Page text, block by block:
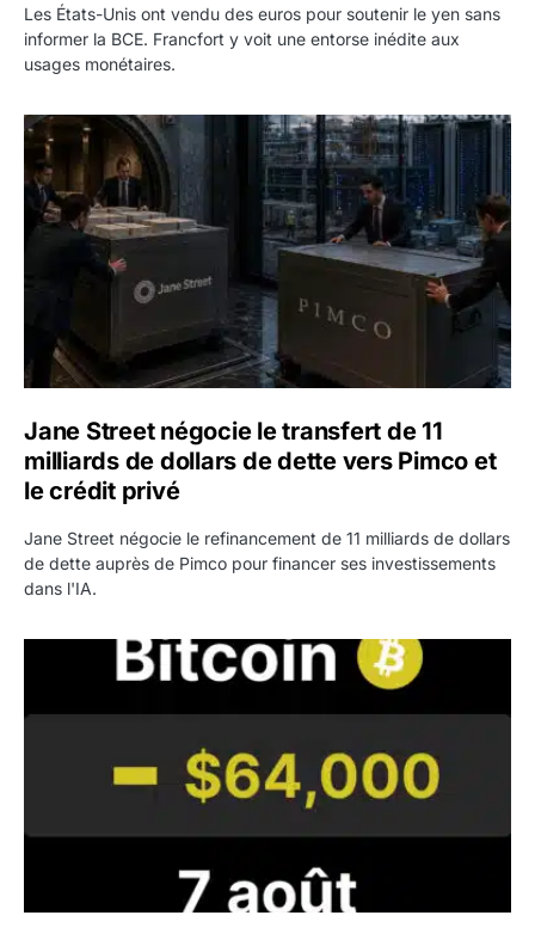
Les États-Unis ont vendu des euros pour soutenir le yen sans
informer la BCE. Francfort y voit une entorse inédite aux
usages monétaires.
Jane Street négocie le transfert de 11 milliards de
Jane Street négocie le transfert de 11
milliards de dollars de dette vers Pimco et
le crédit privé
Jane Street négocie le refinancement de 11 milliards de dollars
de dette auprès de Pimco pour financer ses investissements
dans l'IA.
Bitcoin stagne à 64 000 dollars pendant que les